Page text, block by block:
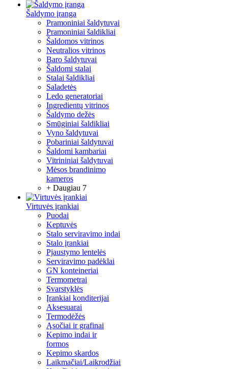
Šaldymo įranga
Pramoniniai šaldytuvai
Pramoniniai šaldikliai
Šaldomos vitrinos
Neutralios vitrinos
Baro šaldytuvai
Šaldomi stalai
Stalai šaldikliai
Saladetės
Ledo generatoriai
Ingredientų vitrinos
Šaldymo dežės
Smūginiai šaldikliai
Vyno šaldytuvai
Pobariniai šaldytuvai
Šaldomi kambariai
Vitrininiai šaldytuvai
Mėsos brandinimo
kameros
+ Daugiau 7
Virtuvės įrankiai
Puodai
Keptuvės
Stalo serviravimo indai
Stalo įrankiai
Pjaustymo lentelės
Serviravimo padėklai
GN konteineriai
Termometrai
Svarstyklės
Įrankiai konditerijai
Aksesuarai
Termodėžės
Ąsočiai ir grafinai
Kepimo indai ir
formos
Kepimo skardos
Laikmačiai/Laikrodžiai